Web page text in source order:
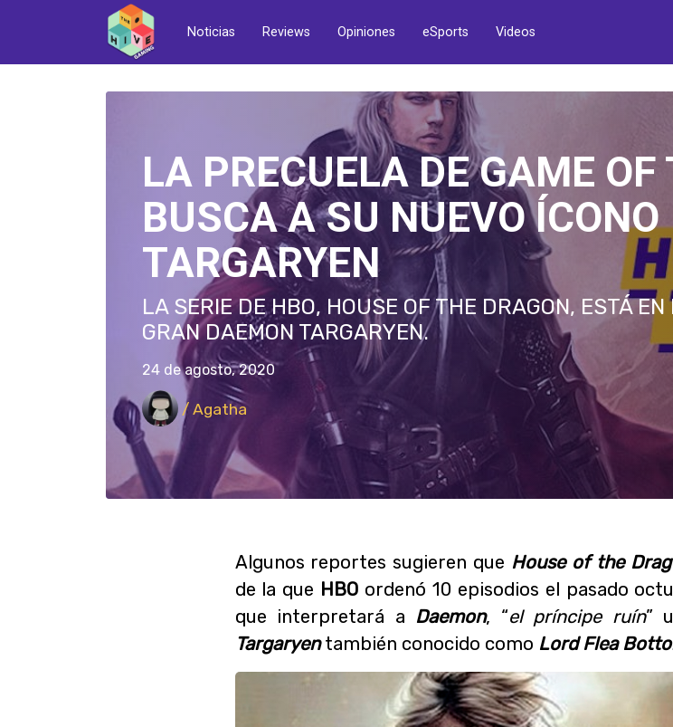
Noticias Reviews Opiniones eSports Videos
LA PRECUELA DE GAME OF
BUSCA A SU NUEVO ÍCONO
TARGARYEN
LA SERIE DE HBO, HOUSE OF THE DRAGON, ESTÁ
GRAN DAEMON TARGARYEN.
24 de agosto, 2020
/ Agatha
Algunos reportes sugieren que House of the
de la que HBO ordenó 10 episodios el pasado
que interpretará a Daemon, “el príncipe ruín”
Targaryentambién conocido como Lord Flea